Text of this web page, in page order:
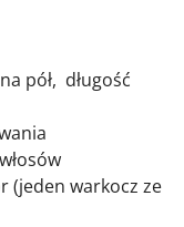
pół, długość
(jeden warkocz ze